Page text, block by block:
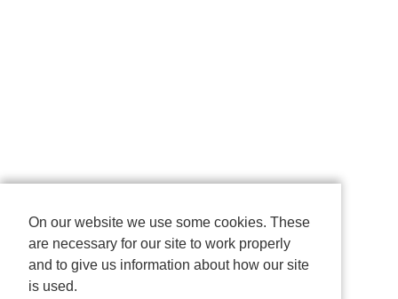
On our website we use some cookies. These
are necessary for our site to work properly
and to give us information about how our site
is used.